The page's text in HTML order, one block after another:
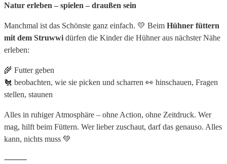
Natur erleben – spielen – draußen sein
Manchmal ist das Schönste ganz einfach. 💛 Beim Hühner füttern
mit dem Struwwi dürfen die Kinder die Hühner aus nächster Nähe
erleben:
🌾 Futter geben
🐔 beobachten, wie sie picken und scharren 👀 hinschauen, Fragen
stellen, staunen
Alles in ruhiger Atmosphäre – ohne Action, ohne Zeitdruck. Wer
mag, hilft beim Füttern. Wer lieber zuschaut, darf das genauso. Alles
kann, nichts muss 💚
⸻